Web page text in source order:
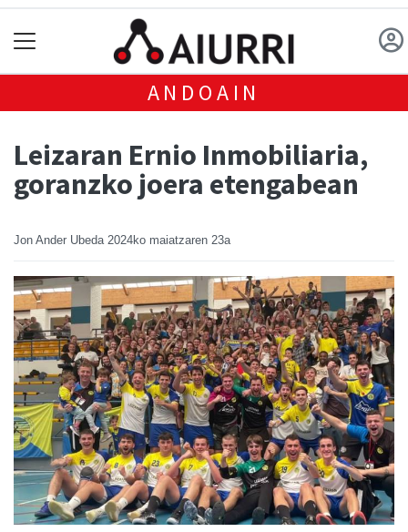
ANDOAIN
Leizaran Ernio Inmobiliaria,
goranzko joera etengabean
Jon Ander Ubeda 2024ko maiatzaren 23a